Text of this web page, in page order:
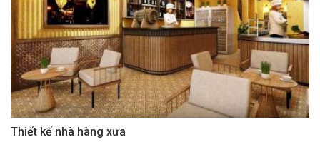
Thiết kế nhà hàng xưa